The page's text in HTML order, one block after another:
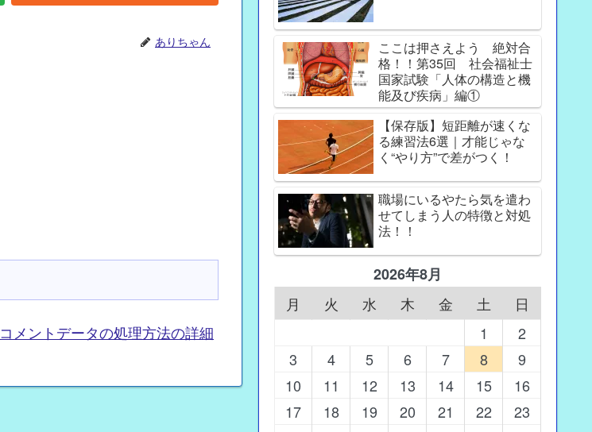
ありちゃん
コメントデータの処理方法の詳細
ここは押さえよう 絶対合
格！！第35回 社会福祉士
国家試験「人体の構造と機
能及び疾病」編①
【保存版】短距離が速くな
る練習法6選｜才能じゃな
く“やり方”で差がつく！
職場にいるやたら気を遣わ
せてしまう人の特徴と対処
法！！
2026年8月
月
火 水 木 金 土
日
1
2
3
4 5 6 7 8
9
10
11 12 13 14 15
16
17
18 19 20 21 22
23